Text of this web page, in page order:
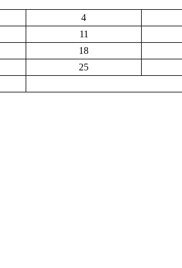
4
11
18
25